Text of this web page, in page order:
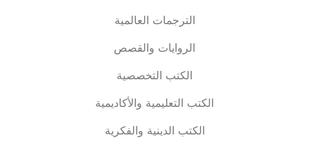
الترجمات العالمية
الروايات والقصص
الكتب التخصصية
الكتب التعليمية والأكاديمية
الكتب الدينية والفكرية